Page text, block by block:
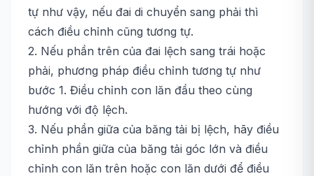
tự như vậy, nếu đai di chuyển sang phải thì
cách điều chỉnh cũng tương tự.
2. Nếu phần trên của đai lệch sang trái hoặc
phải, phương pháp điều chỉnh tương tự như
bước 1. Điều chỉnh con lăn đầu theo cùng
hướng với độ lệch.
3. Nếu phần giữa của băng tải bị lệch, hãy điều
chỉnh phần giữa của băng tải góc lớn và điều
chỉnh con lăn trên hoặc con lăn dưới để điều